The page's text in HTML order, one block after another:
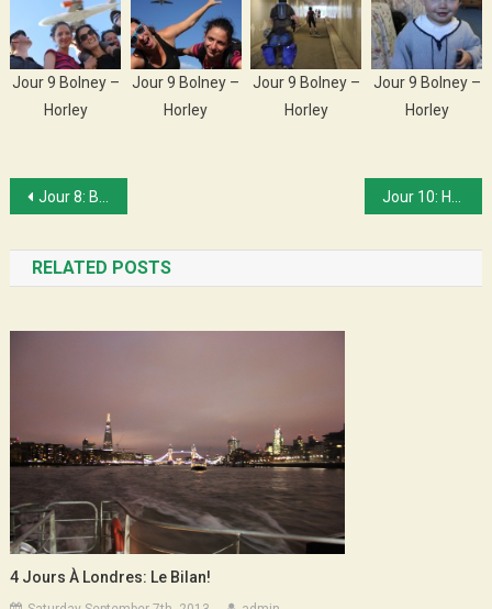
Jour 9 Bolney –
Horley
Jour 9 Bolney –
Horley
Jour 9 Bolney –
Horley
Jour 9 Bolney –
Horley
Post
navigation
Jour 8: Brighton – Bolney!
RELATED POSTS
4 Jours À Londres: Le Bilan!